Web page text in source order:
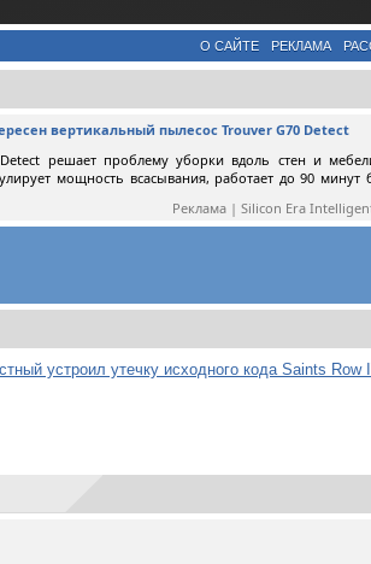
О САЙТЕ РЕКЛАМА
вертикальный пылесос Trouver G70 Detect
решает проблему уборки вдоль стен и
мощность всасывания, работает до 90 минут
Реклама | Silicon Era
устроил утечку исходного кода Saints Row